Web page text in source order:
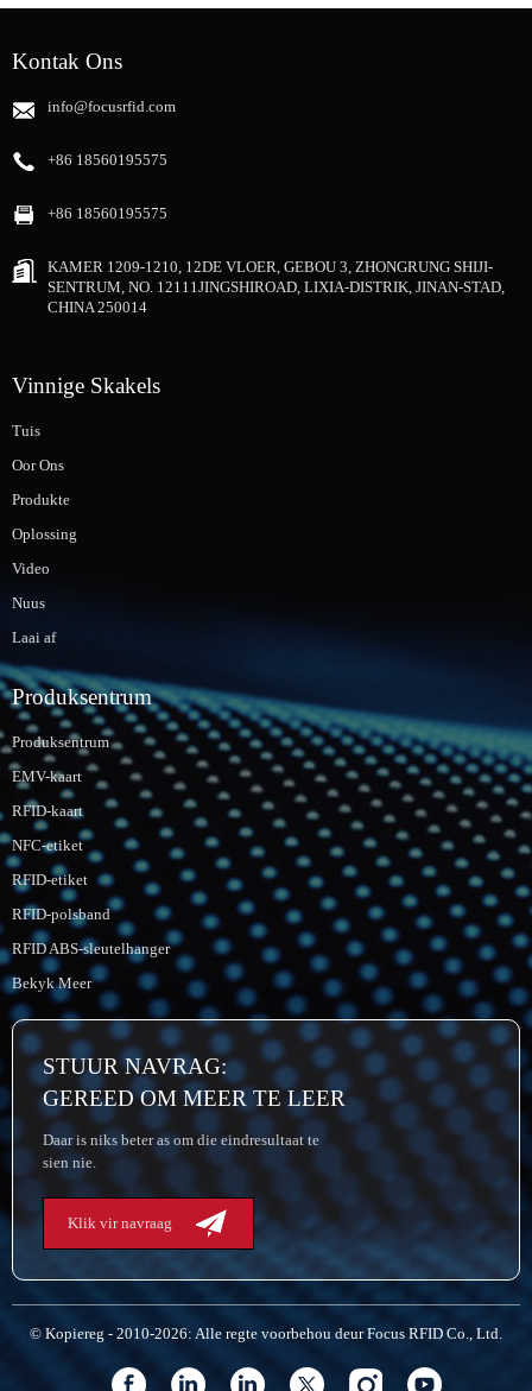
Kontak Ons
info@focusrfid.com
+86 18560195575
+86 18560195575
KAMER 1209-1210, 12DE VLOER, GEBOU 3, ZHONGRUNG SHIJI-
SENTRUM, NO. 12111JINGSHIROAD, LIXIA-DISTRIK, JINAN-STAD,
CHINA 250014
Vinnige Skakels
Tuis
Oor Ons
Produkte
Oplossing
Video
Nuus
Laai af
Produksentrum
Produksentrum
EMV-kaart
RFID-kaart
NFC-etiket
RFID-etiket
RFID-polsband
RFID ABS-sleutelhanger
Bekyk Meer
STUUR NAVRAG:
GEREED OM MEER TE LEER
Daar is niks beter as om die eindresultaat te
sien nie.
Klik vir navraag
© Kopiereg - 2010-2026: Alle regte voorbehou deur Focus RFID Co., Ltd.